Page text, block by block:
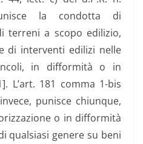
la condotta di
terreni a scopo edilizio,
di interventi edilizi nelle
in difformità o in
L’art. 181 comma 1-bis
punisce chiunque,
o in difformità
qualsiasi genere su beni